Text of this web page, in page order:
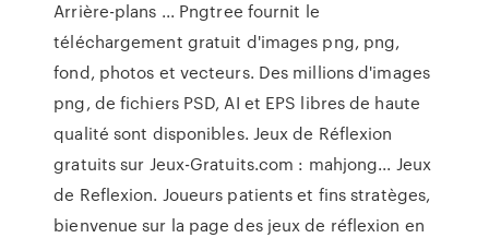
Arrière-plans ... Pngtree fournit le
téléchargement gratuit d'images png, png,
fond, photos et vecteurs. Des millions d'images
png, de fichiers PSD, AI et EPS libres de haute
qualité sont disponibles. Jeux de Réflexion
gratuits sur Jeux-Gratuits.com : mahjong... Jeux
de Reflexion. Joueurs patients et fins stratèges,
bienvenue sur la page des jeux de réflexion en